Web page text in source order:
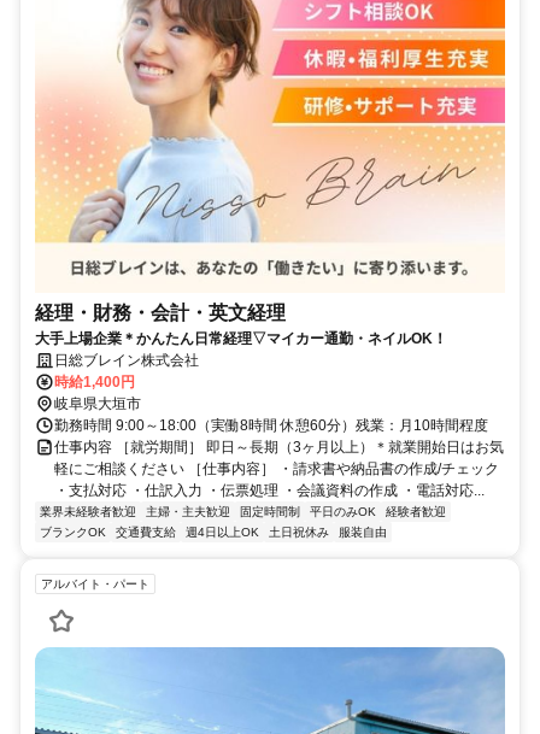
経理・財務・会計・英文経理
大手上場企業＊かんたん日常経理▽マイカー通勤・ネイルOK！
日総ブレイン株式会社
時給1,400円
岐阜県大垣市
勤務時間 9:00～18:00（実働8時間 休憩60分）残業：月10時間程度
仕事内容 ［就労期間］ 即日～長期（3ヶ月以上）＊就業開始日はお気
軽にご相談ください ［仕事内容］ ・請求書や納品書の作成/チェック
・支払対応 ・仕訳入力 ・伝票処理 ・会議資料の作成 ・電話対応...
業界未経験者歓迎 主婦・主夫歓迎 固定時間制 平日のみOK
経験者歓迎
ブランクOK
交通費支給 週4日以上OK 土日祝休み 服装自由
アルバイト・パート